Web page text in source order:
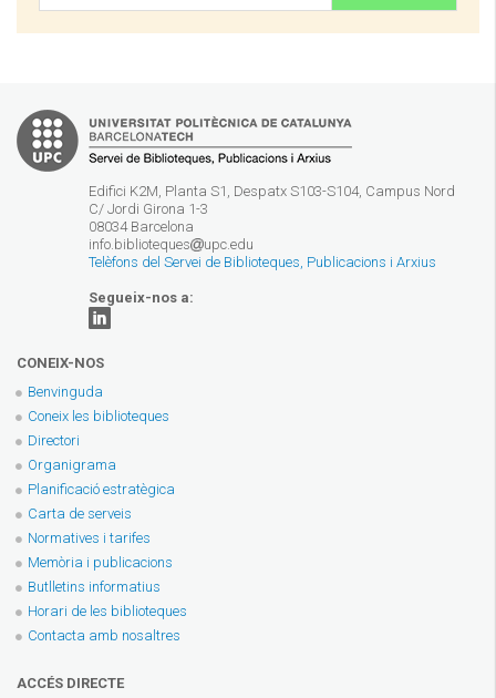
Edifici K2M, Planta S1, Despatx S103-S104, Campus Nord
C/ Jordi Girona 1-3
08034 Barcelona
info.biblioteques
upc.edu
Telèfons del Servei de Biblioteques, Publicacions i Arxius
Segueix-nos a:
CONEIX-NOS
Benvinguda
Coneix les biblioteques
Directori
Organigrama
Planificació estratègica
Carta de serveis
Normatives i tarifes
Memòria i publicacions
Butlletins informatius
Horari de les biblioteques
Contacta amb nosaltres
ACCÉS DIRECTE